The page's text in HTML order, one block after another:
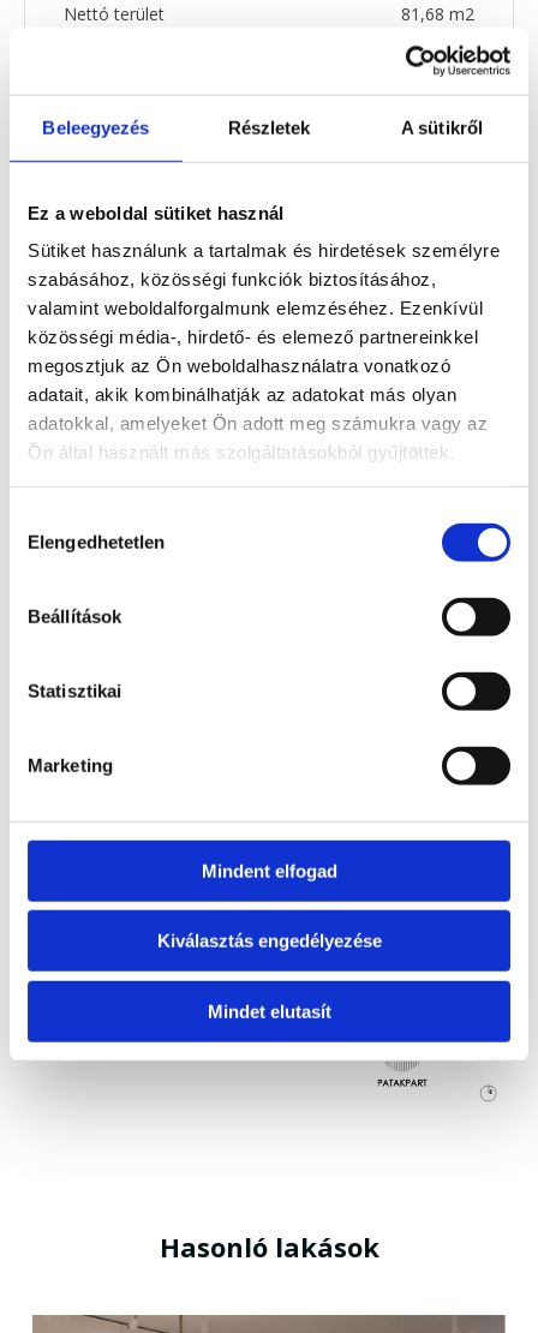
Beleegyezés Részletek A sütikről
Ez a weboldal sütiket használ
Sütiket használunk a tartalmak és hirdetések személyre
szabásához, közösségi funkciók biztosításához,
valamint weboldalforgalmunk elemzéséhez. Ezenkívül
közösségi média-, hirdető- és elemező partnereinkkel
megosztjuk az Ön weboldalhasználatra vonatkozó
adatait, akik kombinálhatják az adatokat más olyan
adatokkal, amelyeket Ön adott meg számukra vagy az
Ön által használt más szolgáltatásokból gyűjtöttek.
kiválasztása
Elengedhetetlen
Beállítások
Statisztikai
Marketing
Mindent elfogad
Kiválasztás engedélyezése
Mindet elutasít
Nettó terület 81,68 m2
3
Konyha 14,09 m2
Fürdő
WC 1,22 m2
Terasz 26,12 m2
LAKÁSLISTA
Hasonló lakások